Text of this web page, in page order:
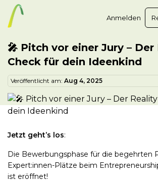
Anmelden
🎤 Pitch vor einer Jury – Der
Check für dein Ideenkind
Veröffentlicht am: Aug 4, 2025
Jetzt geht’s los:
Die Bewerbungsphase für die begehrten
Expert:innen-Plätze beim
ist eröffnet!